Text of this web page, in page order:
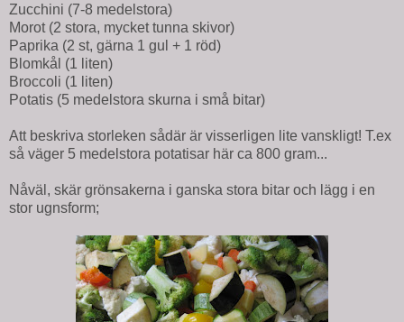
Zucchini (7-8 medelstora)
Morot (2 stora, mycket tunna skivor)
Paprika (2 st, gärna 1 gul + 1 röd)
Blomkål (1 liten)
Broccoli (1 liten)
Potatis (5 medelstora skurna i små bitar)
Att beskriva storleken sådär är visserligen lite vanskligt! T.ex
så väger 5 medelstora potatisar här ca 800 gram...
Nåväl, skär grönsakerna i ganska stora bitar och lägg i en
stor ugnsform;